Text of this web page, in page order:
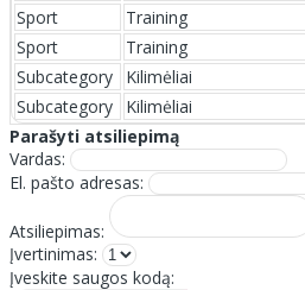
Sport
Training
Sport
Training
Subcategory
Kilimėliai
Subcategory
Kilimėliai
Parašyti atsiliepimą
Vardas:
El. pašto adresas:
Atsiliepimas:
Įvertinimas:
Įveskite saugos kodą: